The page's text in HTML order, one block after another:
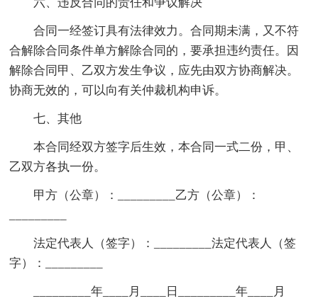
合同一经签订具有法律效力。合同期未满，又不符
合解除合同条件单方解除合同的，要承担违约责任。因
解除合同甲、乙双方发生争议，应先由双方协商解决。
协商无效的，可以向有关仲裁机构申诉。
七、其他
本合同经双方签字后生效，本合同一式二份，甲、
乙双方各执一份。
甲方（公章）：_________乙方（公章）：
法定代表人（签字）：_________法定代表人（签
字）：_________
_________年____月____日_________年____月